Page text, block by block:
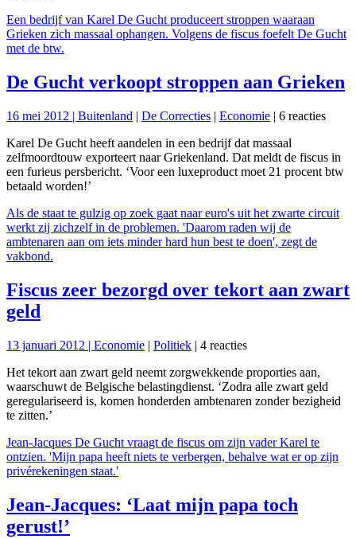
Een bedrijf van Karel De Gucht produceert stroppen waaraan
Grieken zich massaal ophangen. Volgens de fiscus foefelt De Gucht
met de btw.
De Gucht verkoopt stroppen aan Grieken
16 mei 2012 | Buitenland | De Correcties | Economie | 6 reacties
Karel De Gucht heeft aandelen in een bedrijf dat massaal
zelfmoordtouw exporteert naar Griekenland. Dat meldt de fiscus in
een furieus persbericht. ‘Voor een luxeproduct moet 21 procent btw
betaald worden!’
Als de staat te gulzig op zoek gaat naar euro's uit het zwarte circuit
werkt zij zichzelf in de problemen. 'Daarom raden wij de
ambtenaren aan om iets minder hard hun best te doen', zegt de
vakbond.
Fiscus zeer bezorgd over tekort aan zwart
geld
13 januari 2012 | Economie | Politiek | 4 reacties
Het tekort aan zwart geld neemt zorgwekkende proporties aan,
waarschuwt de Belgische belastingdienst. ‘Zodra alle zwart geld
geregulariseerd is, komen honderden ambtenaren zonder bezigheid
te zitten.’
Jean-Jacques De Gucht vraagt de fiscus om zijn vader Karel te
ontzien. 'Mijn papa heeft niets te verbergen, behalve wat er op zijn
privérekeningen staat.'
Jean-Jacques: ‘Laat mijn papa toch
gerust!’